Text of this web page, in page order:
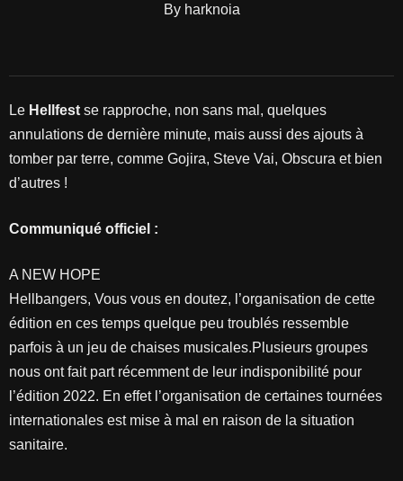
By harknoia
Le Hellfest se rapproche, non sans mal, quelques
annulations de dernière minute, mais aussi des ajouts à
tomber par terre, comme Gojira, Steve Vai, Obscura et bien
d’autres !
Communiqué officiel :
A NEW HOPE
Hellbangers, Vous vous en doutez, l’organisation de cette
édition en ces temps quelque peu troublés ressemble
parfois à un jeu de chaises musicales.Plusieurs groupes
nous ont fait part récemment de leur indisponibilité pour
l’édition 2022. En effet l’organisation de certaines tournées
internationales est mise à mal en raison de la situation
sanitaire.